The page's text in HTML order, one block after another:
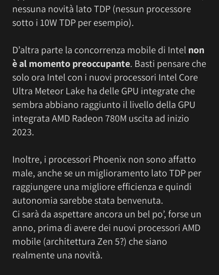
nessuna novità lato TDP (nessun processore
sotto i 10W TDP per esempio).
D’altra parte la concorrenza mobile di Intel non
è al momento preoccupante. Basti pensare che
solo ora Intel con i nuovi processori Intel Core
Ultra Meteor Lake ha delle GPU integrate che
sembra abbiano raggiunto il livello della GPU
integrata AMD Radeon 780M uscita ad inizio
2023.
Inoltre, i processori Phoenix non sono affatto
male, anche se un miglioramento lato TDP per
raggiungere una migliore efficienza e quindi
autonomia sarebbe stata benvenuta.
Ci sarà da aspettare ancora un bel po’, forse un
anno, prima di avere dei nuovi processori AMD
mobile (architettura Zen 5?) che siano
realmente una novità.